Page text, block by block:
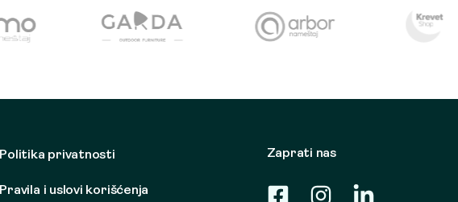
Politika privatnosti
Pravila i uslovi korišćenja
Zaprati nas